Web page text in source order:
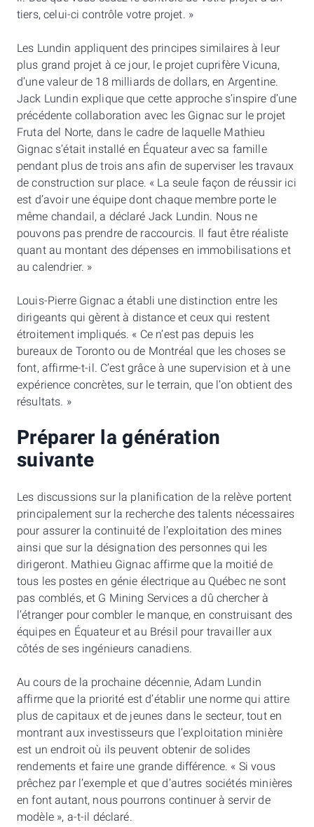
tiers, celui-ci contrôle votre projet. »
Les Lundin appliquent des principes similaires à leur
plus grand projet à ce jour, le projet cuprifère Vicuna,
d’une valeur de 18 milliards de dollars, en Argentine.
Jack Lundin explique que cette approche s’inspire d’une
précédente collaboration avec les Gignac sur le projet
Fruta del Norte, dans le cadre de laquelle Mathieu
Gignac s’était installé en Équateur avec sa famille
pendant plus de trois ans afin de superviser les travaux
de construction sur place. « La seule façon de réussir ici
est d’avoir une équipe dont chaque membre porte le
même chandail, a déclaré Jack Lundin. Nous ne
pouvons pas prendre de raccourcis. Il faut être réaliste
quant au montant des dépenses en immobilisations et
au calendrier. »
Louis-Pierre Gignac a établi une distinction entre les
dirigeants qui gèrent à distance et ceux qui restent
étroitement impliqués. « Ce n’est pas depuis les
bureaux de Toronto ou de Montréal que les choses se
font, affirme-t-il. C’est grâce à une supervision et à une
expérience concrètes, sur le terrain, que l’on obtient des
résultats. »
Préparer la génération
suivante
Les discussions sur la planification de la relève portent
principalement sur la recherche des talents nécessaires
pour assurer la continuité de l’exploitation des mines
ainsi que sur la désignation des personnes qui les
dirigeront. Mathieu Gignac affirme que la moitié de
tous les postes en génie électrique au Québec ne sont
pas comblés, et G Mining Services a dû chercher à
l’étranger pour combler le manque, en construisant des
équipes en Équateur et au Brésil pour travailler aux
côtés de ses ingénieurs canadiens.
Au cours de la prochaine décennie, Adam Lundin
affirme que la priorité est d’établir une norme qui attire
plus de capitaux et de jeunes dans le secteur, tout en
montrant aux investisseurs que l’exploitation minière
est un endroit où ils peuvent obtenir de solides
rendements et faire une grande différence. « Si vous
prêchez par l’exemple et que d’autres sociétés minières
en font autant, nous pourrons continuer à servir de
modèle », a-t-il déclaré.